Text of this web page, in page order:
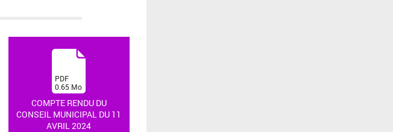
COMPTE RENDU DU
CONSEIL MUNICIPAL DU 11
AVRIL 2024
(PDF
0.65 Mo
)